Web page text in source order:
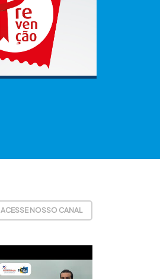
ACESSE NOSSO CANAL